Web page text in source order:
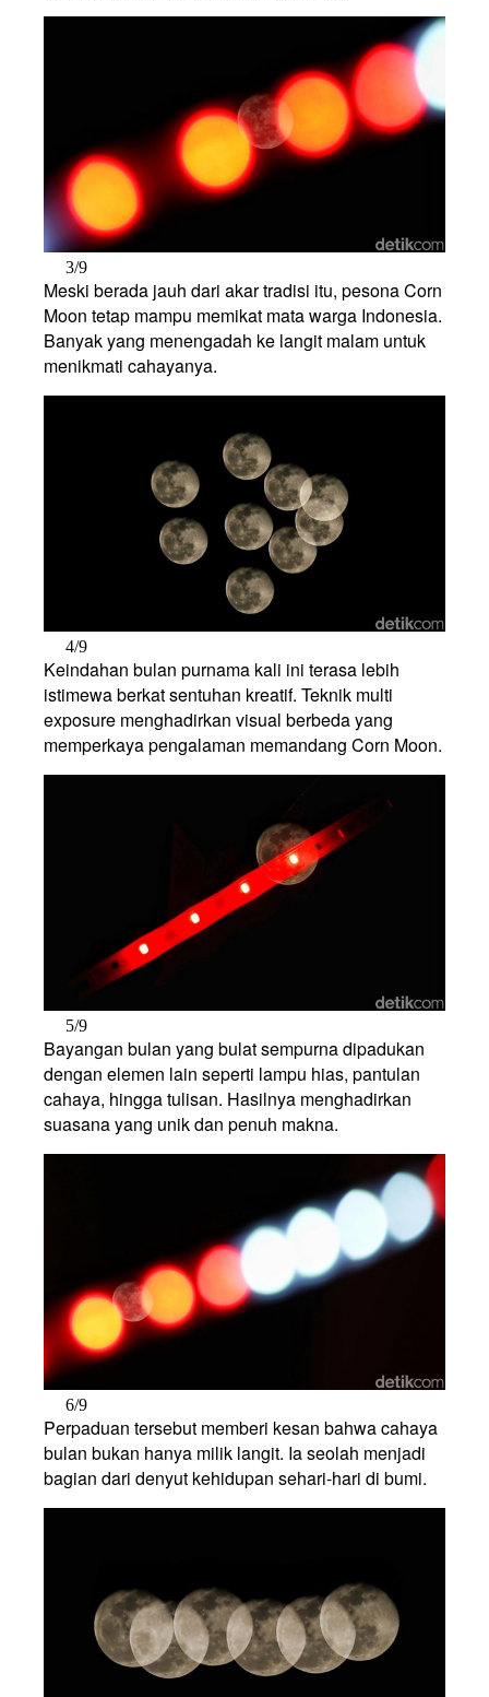
3/9
Meski berada jauh dari akar tradisi itu, pesona Corn
Moon tetap mampu memikat mata warga Indonesia.
Banyak yang menengadah ke langit malam untuk
menikmati cahayanya.
4/9
Keindahan bulan purnama kali ini terasa lebih
istimewa berkat sentuhan kreatif. Teknik multi
exposure menghadirkan visual berbeda yang
memperkaya pengalaman memandang Corn Moon.
5/9
Bayangan bulan yang bulat sempurna dipadukan
dengan elemen lain seperti lampu hias, pantulan
cahaya, hingga tulisan. Hasilnya menghadirkan
suasana yang unik dan penuh makna.
6/9
Perpaduan tersebut memberi kesan bahwa cahaya
bulan bukan hanya milik langit. Ia seolah menjadi
bagian dari denyut kehidupan sehari-hari di bumi.